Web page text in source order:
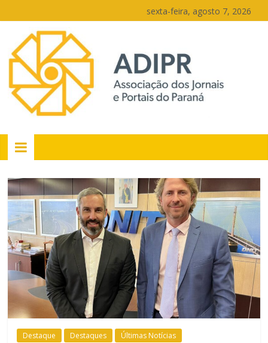
para
conteúdo
sexta-feira, agosto 7, 2026
PR
Portais
Portal
de
notícias
do
Paraná
Destaque Destaques Últimas Notícias